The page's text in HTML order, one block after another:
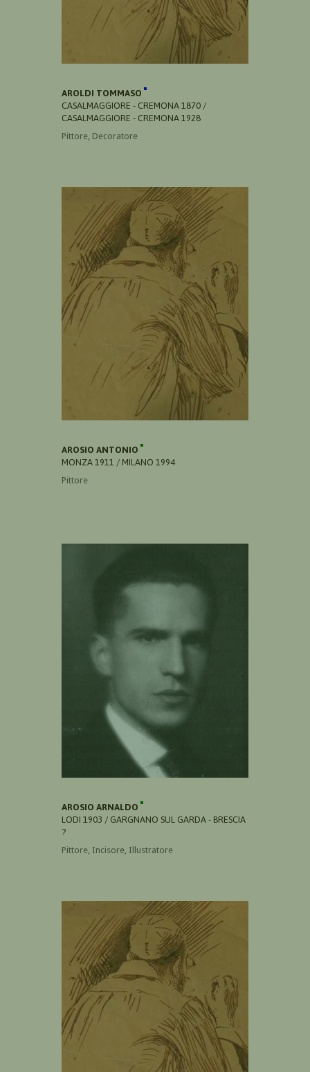
AROLDI TOMMASO
CASALMAGGIORE - CREMONA 1870 /
CASALMAGGIORE - CREMONA 1928
Pittore, Decoratore
AROSIO ANTONIO
MONZA 1911 / MILANO 1994
Pittore
AROSIO ARNALDO
LODI 1903 / GARGNANO SUL GARDA - BRESCIA
?
Pittore, Incisore, Illustratore